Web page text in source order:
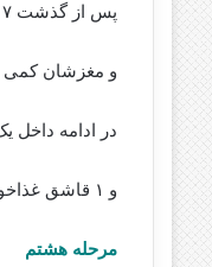
پس از گذشت ۷ تا ۱۰ دقیقه که دانه های برنج نرم شدند،
و مغزشان کمی
در ادامه داخل
و ۱ قاشق غذاخوری روغن مایع مخلوط می کنیم.
مرحله هشتم